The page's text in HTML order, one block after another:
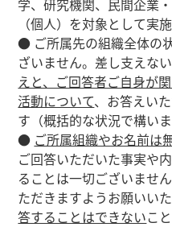
学、研究機関、民間企業
（個人）を対象として実
● ご所属先の組織全体の
ざいません。差し支えない
えと、ご回答者ご自身が
活動について、お答えい
す（概括的な状況で構いま
● ご所属組織やお名前は
ご回答いただいた事実や
ることは一切ございません
ただきますようお願いいた
答することはできないこ